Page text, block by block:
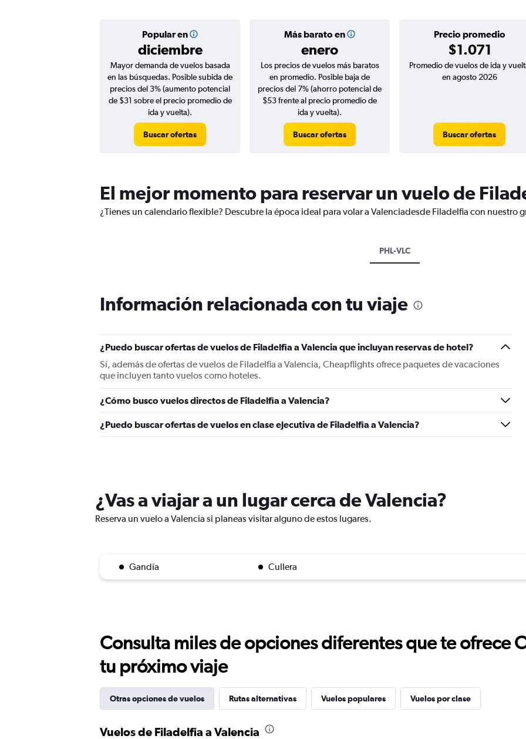
Popular en
diciembre
Más barato en
enero
Precio promedio
$1.071
Mayor demanda de vuelos basada
en las búsquedas. Posible subida de
precios del 3% (aumento potencial
de $31 sobre el precio promedio de
ida y vuelta).
Buscar ofertas
Los precios de vuelos más baratos
en promedio. Posible baja de
precios del 7% (ahorro potencial de
$53 frente al precio promedio de
ida y vuelta).
Buscar ofertas
Promedio de vuelos de ida y
en agosto 2026
Buscar ofertas
El mejor momento para reservar un vuelo de
¿Tienes un calendario flexible? Descubre la época ideal para volar a Valenciadesde Filadelfia con nuestro
PHL-VLC
Información relacionada con tu viaje
¿Puedo buscar ofertas de vuelos de Filadelfia a Valencia que incluyan reservas de hotel?
Sí, además de ofertas de vuelos de Filadelfia a Valencia, Cheapflights ofrece paquetes de vacaciones
que incluyen tanto vuelos como hoteles.
¿Cómo busco vuelos directos de Filadelfia a Valencia?
¿Puedo buscar ofertas de vuelos en clase ejecutiva de Filadelfia a Valencia?
¿Vas a viajar a un lugar cerca de Valencia?
Reserva un vuelo a Valencia si planeas visitar alguno de estos lugares.
Gandía Cullera
Consulta miles de opciones diferentes que te ofrece
tu próximo viaje
Otras opciones de vuelos Rutas alternativas Vuelos populares Vuelos por clase
Vuelos de Filadelfia a Valencia